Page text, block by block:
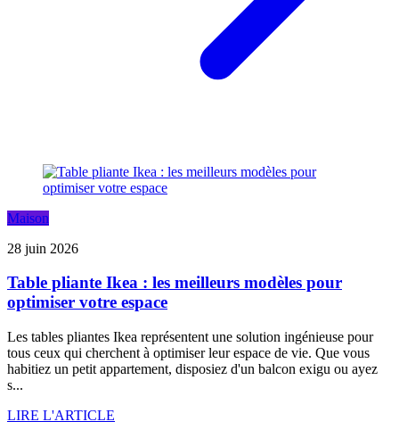
Maison
28 juin 2026
Table pliante Ikea : les meilleurs modèles pour
optimiser votre espace
Les tables pliantes Ikea représentent une solution ingénieuse pour
tous ceux qui cherchent à optimiser leur espace de vie. Que vous
habitiez un petit appartement, disposiez d'un balcon exigu ou ayez
s...
LIRE L'ARTICLE